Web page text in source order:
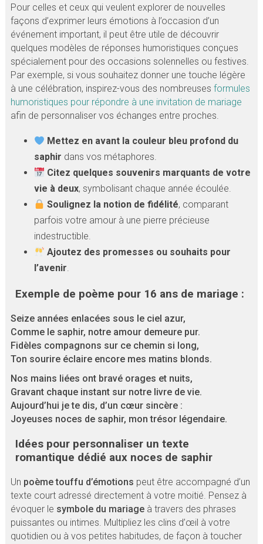
Pour celles et ceux qui veulent explorer de nouvelles
façons d’exprimer leurs émotions à l’occasion d’un
événement important, il peut être utile de découvrir
quelques modèles de réponses humoristiques conçues
spécialement pour des occasions solennelles ou festives.
Par exemple, si vous souhaitez donner une touche légère
à une célébration, inspirez-vous des nombreuses formules
humoristiques pour répondre à une invitation de mariage
afin de personnaliser vos échanges entre proches.
Mettez en avant la couleur bleu profond du
saphir dans vos métaphores.
Citez quelques souvenirs marquants de votre
vie à deux, symbolisant chaque année écoulée.
Soulignez la notion de fidélité, comparant
parfois votre amour à une pierre précieuse
indestructible.
Ajoutez des promesses ou souhaits pour
l’avenir.
Exemple de poème pour 16 ans de mariage :
Seize années enlacées sous le ciel azur,
Comme le saphir, notre amour demeure pur.
Fidèles compagnons sur ce chemin si long,
Ton sourire éclaire encore mes matins blonds.
Nos mains liées ont bravé orages et nuits,
Gravant chaque instant sur notre livre de vie.
Aujourd’hui je te dis, d’un cœur sincère :
Joyeuses noces de saphir, mon trésor légendaire.
Idées pour personnaliser un texte
romantique dédié aux noces de saphir
Un poème touffu d’émotions peut être accompagné d’un
texte court adressé directement à votre moitié. Pensez à
évoquer le symbole du mariageà travers des phrases
puissantes ou intimes. Multipliez les clins d’œil à votre
quotidien ou à vos petites habitudes, de façon à toucher